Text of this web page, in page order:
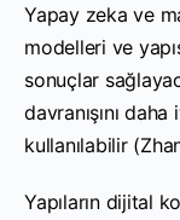
Yapay zeka ve
modelleri ve
sonuçlar
davranışını
kullanılabilir
Yapıların dijital